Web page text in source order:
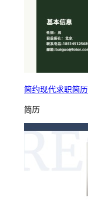
简约现代求职简历
简历